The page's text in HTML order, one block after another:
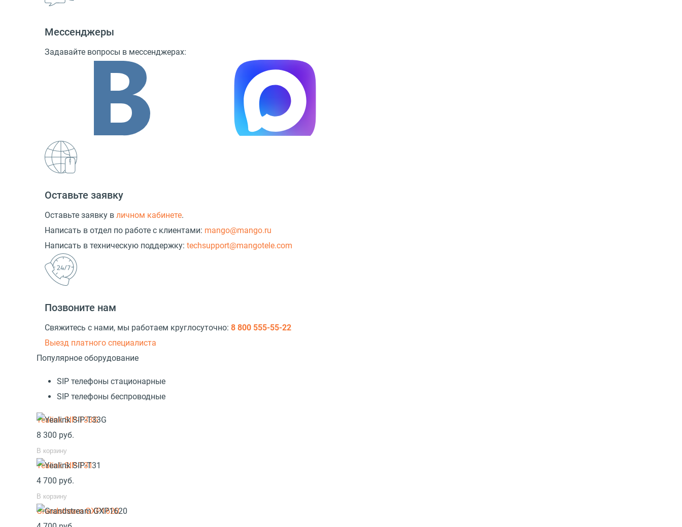
Мессенджеры
Задавайте вопросы в мессенджерах:
Оставьте заявку
Оставьте заявку в личном кабинете.
Написать в отдел по работе с клиентами: mango@mango.ru
Написать в техническую поддержку: techsupport@mangotele.com
Позвоните нам
Свяжитесь с нами, мы работаем круглосуточно: 8 800 555-55-22
Выезд платного специалиста
Популярное оборудование
SIP телефоны стационарные
SIP телефоны беспроводные
Yealink SIP-T33G
8 300 руб.
В корзину
Yealink SIP-T31
4 700 руб.
В корзину
Grandstream GXP1620